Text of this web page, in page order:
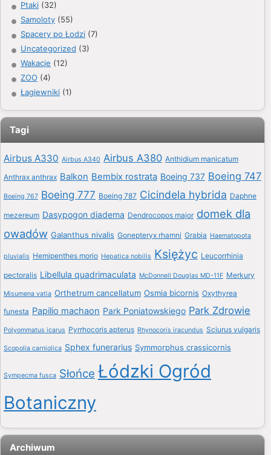
Ptaki (32)
Samoloty (55)
Spacery po Łodzi (7)
Uncategorized (3)
Wakacje (12)
ZOO (4)
Łagiewniki (1)
Tagi
Airbus A330 Airbus A340 Airbus A380 Anthidium manicatum
Anthrax anthrax Balkon Bembix rostrata Boeing 737 Boeing 747
Boeing 767 Boeing 777 Boeing 787 Cicindela hybrida Daphne
mezereum Dasypogon diadema Dendrocopos major domek dla
owadów Galanthus nivalis Gonepteryx rhamni Grabia Haematopota
pluvialis Hemipenthes morio Hepatica nobilis Księżyc Leucorrhinia
pectoralis Libellula quadrimaculata McDonnell Douglas MD-11F Merkury
Misumena vatia Orthetrum cancellatum Osmia bicornis Oxythyrea
funesta Papilio machaon Park Poniatowskiego Park Zdrowie
Polyommatus icarus Pyrrhocoris apterus Rhynocoris iracundus Sciurus vulgaris
Scopolia carniolica Sphex funerarius Symmorphus crassicornis
Sympecma fusca Słońce Łódzki Ogród
Botaniczny
Archiwum